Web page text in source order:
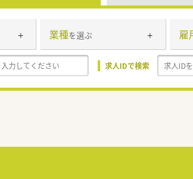
業種を選ぶ 雇
求人IDで検索